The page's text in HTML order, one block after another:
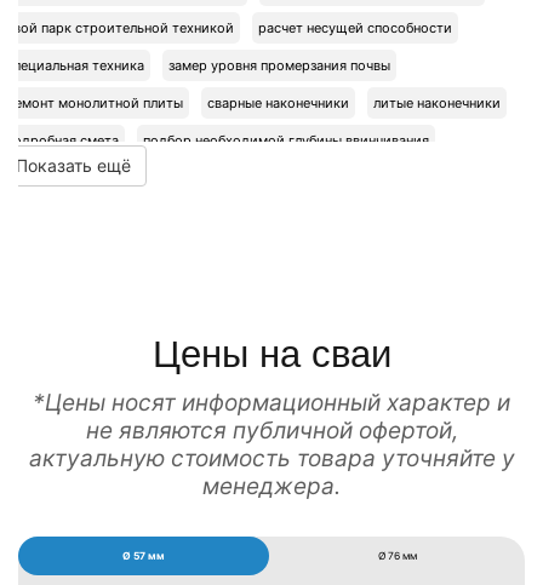
свой парк строительной техникой расчет несущей способности
специальная техника замер уровня промерзания почвы
ремонт монолитной плиты сварные наконечники литые наконечники
подробная смета подбор необходимой глубины ввинчивания
любая сложность вашего объекта
Показать ещё
Цены на сваи
*Цены носят информационный характер и
не являются публичной офертой,
актуальную стоимость товара уточняйте у
менеджера.
Ø 57 мм Ø 76 мм